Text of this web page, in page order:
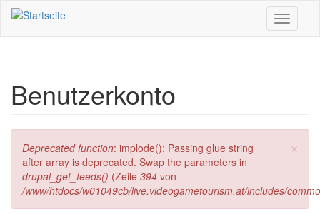
Direkt zum Inhalt
Toggle
Benutzerkonto
×
Fehlermeldung
Deprecated function: implode(): Passing glue string
after array is deprecated. Swap the parameters in
drupal_get_feeds() (Zeile 394 von
/www/htdocs/w01049cb/live.videogametourism.at/includes/